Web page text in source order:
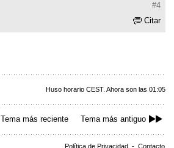
#4
Citar
Huso horario CEST. Ahora son las 01:05
Tema más reciente Tema más antiguo
Política de Privacidad - Contacto